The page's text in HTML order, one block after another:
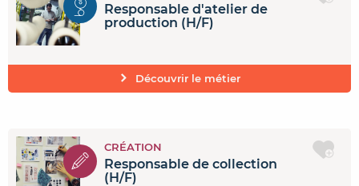
Responsable d'atelier de
production (H/F)
Découvrir le métier
CRÉATION
Responsable de collection
(H/F)